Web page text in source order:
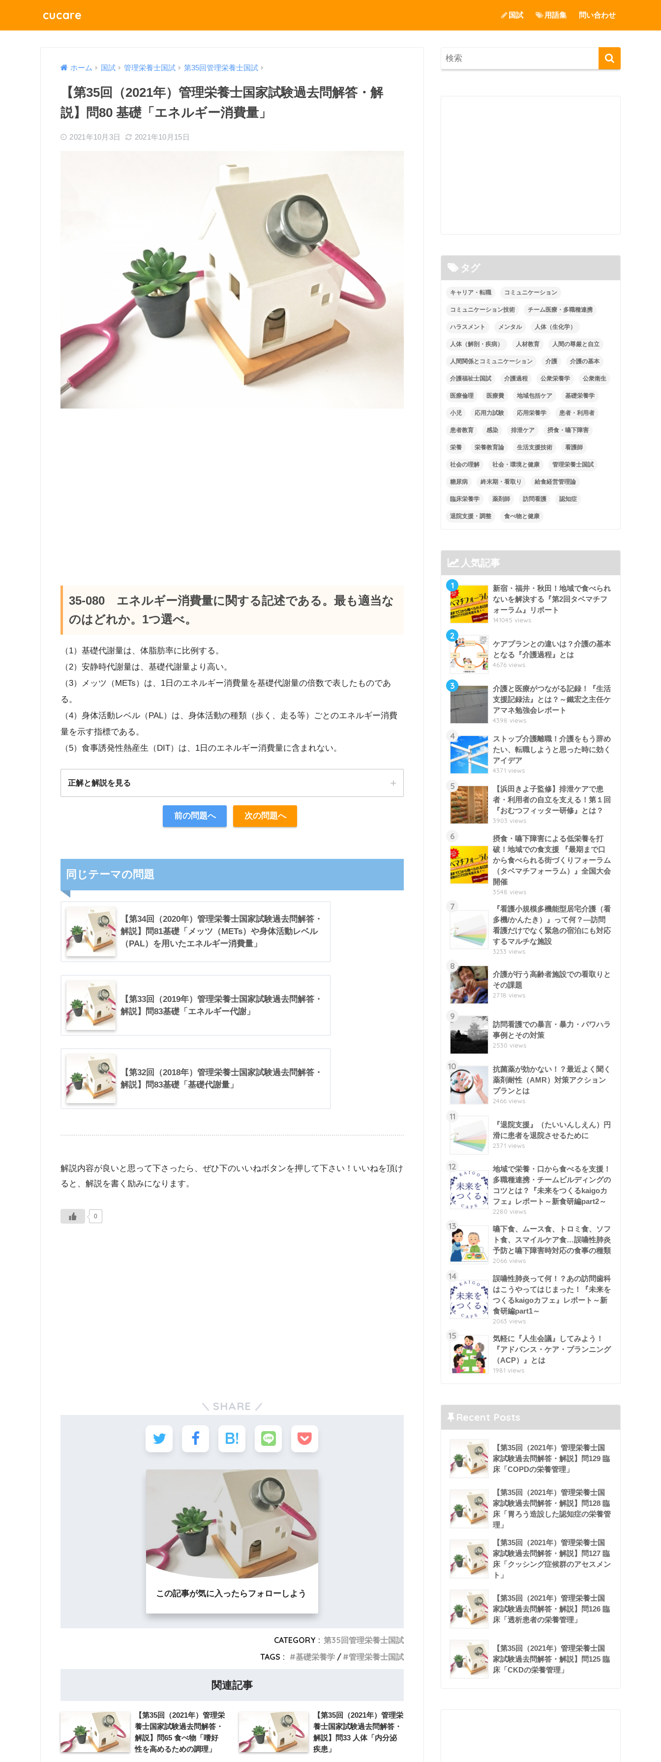
cucare 国試 用語集 問い合わせ
ホーム 国試 管理栄養士国試 第35回管理栄養士国試
【第35回（2021年）管理栄養士国家試験過去問解答・解
説】問80 基礎「エネルギー消費量」
2021年10月3日 2021年10月15日
35-080 エネルギー消費量に関する記述である。最も適当な
のはどれか。1つ選べ。
（1）基礎代謝量は、体脂肪率に比例する。
（2）安静時代謝量は、基礎代謝量より高い。
（3）メッツ（METs）は、1日のエネルギー消費量を基礎代謝量の倍数で表したものであ
る。
（4）身体活動レベル（PAL）は、身体活動の種類（歩く、走る等）ごとのエネルギー消費
量を示す指標である。
（5）食事誘発性熱産生（DIT）は、1日のエネルギー消費量に含まれない。
正解と解説を見る
前の問題へ 次の問題へ
同じテーマの問題
【第34回（2020年）管理栄養士国家試験過去問解答・
解説】問81基礎「メッツ（METs）や身体活動レベル
（PAL）を用いたエネルギー消費量」
【第33回（2019年）管理栄養士国家試験過去問解答・
解説】問83基礎「エネルギー代謝」
【第32回（2018年）管理栄養士国家試験過去問解答・
解説】問83基礎「基礎代謝量」
解説内容が良いと思って下さったら、ぜひ下のいいねボタンを押して下さい！いいねを頂け
ると、解説を書く励みになります。
0
SHARE
この記事が気に入ったらフォローしよう
CATEGORY : 第35回管理栄養士国試
TAGS :
基礎栄養学 管理栄養士国試
関連記事
【第35回（2021年）管理栄
養士国家試験過去問解答・
解説】問65 食べ物「嗜好
性を高めるための調理」
【第35回（2021年）管理栄
養士国家試験過去問解答・
解説】問33 人体「内分泌
疾患」
タグ
キャリア・転職 コミュニケーション
コミュニケーション技術 チーム医療・多職種連携
ハラスメント メンタル 人体（生化学）
人体（解剖・疾病） 人材教育 人間の尊厳と自立
人間関係とコミュニケーション 介護 介護の基本
介護福祉士国試 介護過程 公衆栄養学 公衆衛生
医療倫理 医療費 地域包括ケア 基礎栄養学
小児 応用力試験 応用栄養学 患者・利用者
患者教育 感染 排泄ケア 摂食・嚥下障害
栄養 栄養教育論 生活支援技術 看護師
社会の理解 社会・環境と健康 管理栄養士国試
糖尿病 終末期・看取り 給食経営管理論
臨床栄養学 薬剤師 訪問看護 認知症
退院支援・調整 食べ物と健康
人気記事
1
新宿・福井・秋田！地域で食べられ
ないを解決する『第2回タベマチフ
ォーラム』リポート
141045 views
2
ケアプランとの違いは？介護の基本
となる『介護過程』とは
4676 views
3
介護と医療がつながる記録！『生活
支援記録法』とは？～鐵宏之主任ケ
アマネ勉強会レポート
4398 views
4
ストップ介護離職！介護をもう辞め
たい、転職しようと思った時に効く
アイデア
4371 views
5
【浜田きよ子監修】排泄ケアで患
者・利用者の自立を支える！第１回
『おむつフィッター研修』とは？
3903 views
6
摂食・嚥下障害による低栄養を打
破！地域での食支援 『最期まで口
から食べられる街づくりフォーラム
（タベマチフォーラム）』全国大会
開催
3548 views
7
『看護小規模多機能型居宅介護（看
多機/かんたき）』って何？―訪問
看護だけでなく緊急の宿泊にも対応
するマルチな施設
3233 views
8
介護が行う高齢者施設での看取りと
その課題
2718 views
9
訪問看護での暴言・暴力・パワハラ
事例とその対策
2530 views
10
抗菌薬が効かない！？最近よく聞く
薬剤耐性（AMR）対策アクション
プランとは
2466 views
11
『退院支援』（たいいんしえん）円
滑に患者を退院させるために
2371 views
12
地域で栄養・口から食べるを支援！
多職種連携・チームビルディングの
コツとは？『未来をつくるkaigoカ
フェ』レポート～新食研編part2～
2280 views
13
嚥下食、ムース食、トロミ食、ソフ
ト食、スマイルケア食…誤嚥性肺炎
予防と嚥下障害時対応の食事の種類
2066 views
14
誤嚥性肺炎って何！？あの訪問歯科
はこうやってはじまった！『未来を
つくるkaigoカフェ』レポート～新
食研編part1～
2063 views
15
気軽に『人生会議』してみよう！
『アドバンス・ケア・プランニング
（ACP）』とは
1981 views
Recent Posts
【第35回（2021年）管理栄養士国
家試験過去問解答・解説】問129 臨
床「COPDの栄養管理」
【第35回（2021年）管理栄養士国
家試験過去問解答・解説】問128 臨
床「胃ろう造設した認知症の栄養管
理」
【第35回（2021年）管理栄養士国
家試験過去問解答・解説】問127 臨
床「クッシング症候群のアセスメン
ト」
【第35回（2021年）管理栄養士国
家試験過去問解答・解説】問126 臨
床「透析患者の栄養管理」
【第35回（2021年）管理栄養士国
家試験過去問解答・解説】問125 臨
床「CKDの栄養管理」